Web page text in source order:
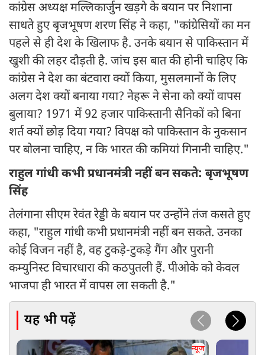
कांग्रेस अध्यक्ष मल्लिकार्जुन खड़गे के बयान पर निशाना
साधते हुए बृजभूषण शरण सिंह ने कहा, "कांग्रेसियों का मन
पहले से ही देश के खिलाफ है. उनके बयान से पाकिस्तान में
खुशी की लहर दौड़ती है. जांच इस बात की होनी चाहिए कि
कांग्रेस ने देश का बंटवारा क्यों किया, मुसलमानों के लिए
अलग देश क्यों बनाया गया? नेहरू ने सेना को क्यों वापस
बुलाया? 1971 में 92 हजार पाकिस्तानी सैनिकों को बिना
शर्त क्यों छोड़ दिया गया? विपक्ष को पाकिस्तान के नुकसान
पर बोलना चाहिए, न कि भारत की कमियां गिनानी चाहिए."
राहुल गांधी कभी प्रधानमंत्री नहीं बन सकते: बृजभूषण
सिंह
तेलंगाना सीएम रेवंत रेड्डी के बयान पर उन्होंने तंज कसते हुए
कहा, "राहुल गांधी कभी प्रधानमंत्री नहीं बन सकते. उनका
कोई विजन नहीं है, वह टुकड़े-टुकड़े गैंग और पुरानी
कम्युनिस्ट विचारधारा की कठपुतली हैं. पीओके को केवल
भाजपा ही भारत में वापस ला सकती है."
यह भी पढ़ें
न्यूज